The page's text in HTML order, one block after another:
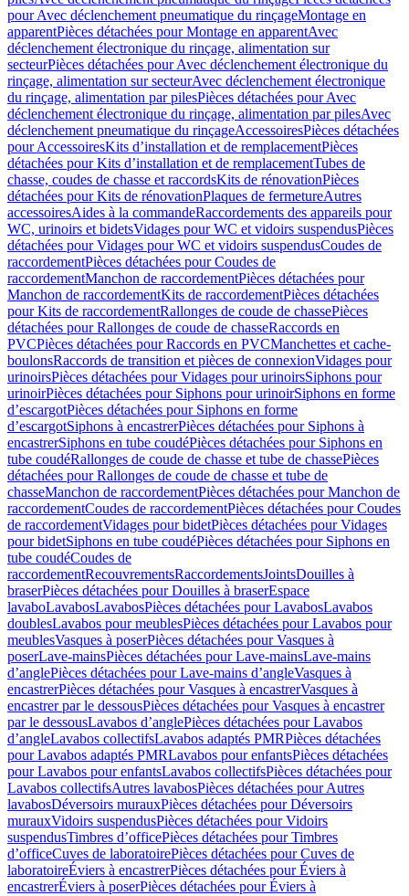
pour Avec déclenchement pneumatique du rinçageMontage en
apparentPièces détachées pour Montage en apparentAvec
déclenchement électronique du rinçage, alimentation sur
secteurPièces détachées pour Avec déclenchement électronique du
rinçage, alimentation sur secteurAvec déclenchement électronique
du rinçage, alimentation par pilesPièces détachées pour Avec
déclenchement électronique du rinçage, alimentation par pilesAvec
déclenchement pneumatique du rinçageAccessoiresPièces détachées
pour AccessoiresKits d’installation et de remplacementPièces
détachées pour Kits d’installation et de remplacementTubes de
chasse, coudes de chasse et raccordsKits de rénovationPièces
détachées pour Kits de rénovationPlaques de fermetureAutres
accessoiresAides à la commandeRaccordements des appareils pour
WC, urinoirs et bidetsVidages pour WC et vidoirs suspendusPièces
détachées pour Vidages pour WC et vidoirs suspendusCoudes de
raccordementPièces détachées pour Coudes de
raccordementManchon de raccordementPièces détachées pour
Manchon de raccordementKits de raccordementPièces détachées
pour Kits de raccordementRallonges de coude de chassePièces
détachées pour Rallonges de coude de chasseRaccords en
PVCPièces détachées pour Raccords en PVCManchettes et cache-
boulonsRaccords de transition et pièces de connexionVidages pour
urinoirsPièces détachées pour Vidages pour urinoirsSiphons pour
urinoirPièces détachées pour Siphons pour urinoirSiphons en forme
d’escargotPièces détachées pour Siphons en forme
d’escargotSiphons à encastrerPièces détachées pour Siphons à
encastrerSiphons en tube coudéPièces détachées pour Siphons en
tube coudéRallonges de coude de chasse et tube de chassePièces
détachées pour Rallonges de coude de chasse et tube de
chasseManchon de raccordementPièces détachées pour Manchon de
raccordementCoudes de raccordementPièces détachées pour Coudes
de raccordementVidages pour bidetPièces détachées pour Vidages
pour bidetSiphons en tube coudéPièces détachées pour Siphons en
tube coudéCoudes de
raccordementRecouvrementsRaccordementsJointsDouilles à
braserPièces détachées pour Douilles à braserEspace
lavaboLavabosLavabosPièces détachées pour LavabosLavabos
doublesLavabos pour meublesPièces détachées pour Lavabos pour
meublesVasques à poserPièces détachées pour Vasques à
poserLave-mainsPièces détachées pour Lave-mainsLave-mains
d’anglePièces détachées pour Lave-mains d’angleVasques à
encastrerPièces détachées pour Vasques à encastrerVasques à
encastrer par le dessousPièces détachées pour Vasques à encastrer
par le dessousLavabos d’anglePièces détachées pour Lavabos
d’angleLavabos collectifsLavabos adaptés PMRPièces détachées
pour Lavabos adaptés PMRLavabos pour enfantsPièces détachées
pour Lavabos pour enfantsLavabos collectifsPièces détachées pour
Lavabos collectifsAutres lavabosPièces détachées pour Autres
lavabosDéversoirs murauxPièces détachées pour Déversoirs
murauxVidoirs suspendusPièces détachées pour Vidoirs
suspendusTimbres dʼofficePièces détachées pour Timbres
dʼofficeCuves de laboratoirePièces détachées pour Cuves de
laboratoireÉviers à encastrerPièces détachées pour Éviers à
encastrerÉviers à poserPièces détachées pour Éviers à